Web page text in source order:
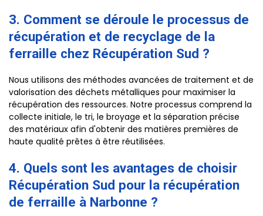
3. Comment se déroule le processus de
récupération et de recyclage de la
ferraille chez Récupération Sud ?
Nous utilisons des méthodes avancées de traitement et de
valorisation des déchets métalliques pour maximiser la
récupération des ressources. Notre processus comprend la
collecte initiale, le tri, le broyage et la séparation précise
des matériaux afin d'obtenir des matières premières de
haute qualité prêtes à être réutilisées.
4. Quels sont les avantages de choisir
Récupération Sud pour la récupération
de ferraille à Narbonne ?